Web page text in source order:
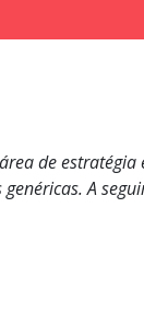
de
A